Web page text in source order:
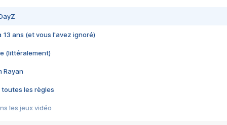
13 ans (et vous l'avez ignoré)
(littéralement)
Rayan
toutes les règles
les jeux vidéo